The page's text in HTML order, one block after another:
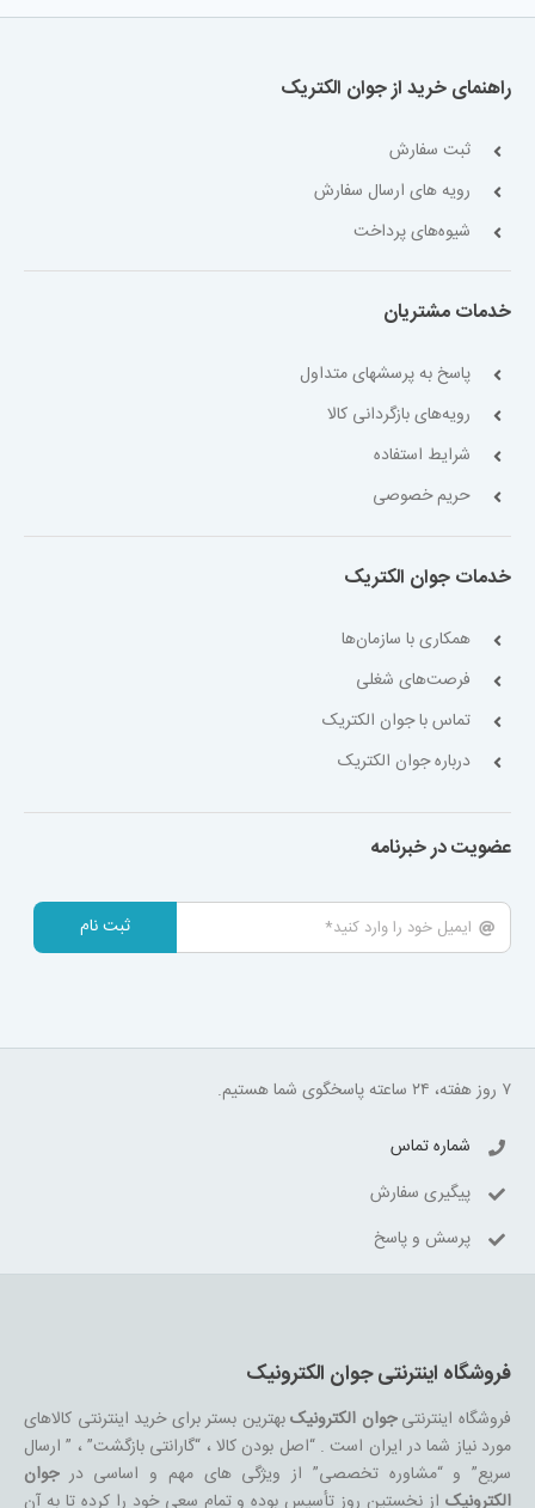
راهنمای خرید از جوان الکتریک
ثبت سفارش
رویه های ارسال سفارش
شیوه‌های پرداخت
خدمات مشتریان
پاسخ به پرسشهای متداول
رویه‌های بازگردانی کالا
شرایط استفاده
حریم خصوصی
خدمات جوان الکتریک
همکاری با سازمان‌ها
فرصت‌های شغلی
تماس با جوان الکتریک
درباره جوان الکتریک
عضویت در خبرنامه
ثبت نام
۷ روز هفته، ۲۴ ساعته پاسخگوی شما هستیم.
شماره تماس
پیگیری سفارش
پرسش و پاسخ
فروشگاه اینترنتی جوان الکترونیک
فروشگاه اینترنتیجوان الکترونیکبهترین بستر برای خرید اینترنتی کالاهای
مورد نیاز شما در ایران است . “اصل بودن کالا ، “گارانتی بازگشت” ، ” ارسال
سریع” و “مشاوره تخصصی” از ویژگی های مهم و اساسی درجوان
الکترونیکاز نخستین روز تأسیس بوده و تمام سعی خود را کرده تا به آن